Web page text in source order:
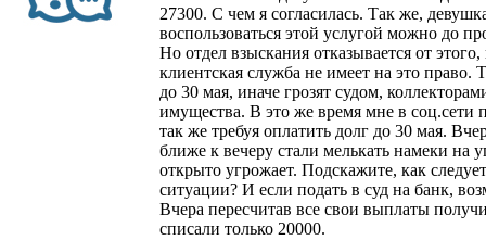
27300. С чем я согласилась. Так же,
воспользоваться этой услугой можно до
Но отдел взыскания отказывается от этого,
клиентская служба не имеет на это право.
до 30 мая, иначе грозят судом,
имущества. В это же время мне в
так же требуя оплатить долг до 30 мая.
ближе к вечеру стали мелькать намеки на
открыто угрожает. Подскажите, как
ситуации? И если подать в суд на банк,
Вчера пересчитав все свои выплаты
списали только 20000.